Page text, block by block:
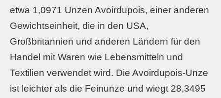
etwa 1,0971 Unzen Avoirdupois, einer anderen
Gewichtseinheit, die in den USA,
Großbritannien und anderen Ländern für den
Handel mit Waren wie Lebensmitteln und
Textilien verwendet wird. Die Avoirdupois-Unze
ist leichter als die Feinunze und wiegt 28,3495